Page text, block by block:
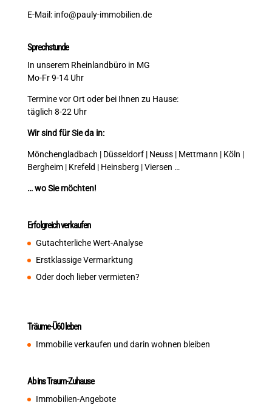
E-Mail: info@pauly-immobilien.de
Sprechstunde
In unserem Rheinlandbüro in MG
Mo-Fr 9-14 Uhr
Termine vor Ort oder bei Ihnen zu Hause:
täglich 8-22 Uhr
Wir sind für Sie da in:
Mönchengladbach | Düsseldorf | Neuss | Mettmann | Köln |
Bergheim | Krefeld | Heinsberg | Viersen …
… wo Sie möchten!
Erfolgreich verkaufen
Gutachterliche Wert-Analyse
Erstklassige Vermarktung
Oder doch lieber vermieten?
Träume-Ü60 leben
Immobilie verkaufen und darin wohnen bleiben
Ab ins Traum-Zuhause
Immobilien-Angebote